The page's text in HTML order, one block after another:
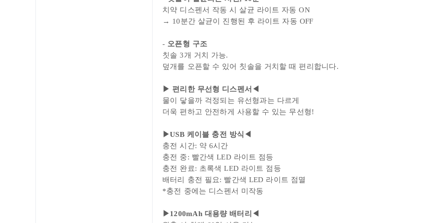
치약 디스펜서 작동 시 살균 라이트 자동 ON
→ 10분간 살균이 진행된 후 라이트 자동 OFF
- 오픈형 구조
칫솔 3개 거치 가능.
덮개를 오픈할 수 있어 칫솔을 거치할 때 편리합니다.
▶ 편리한 무선형 디스펜서 ◀
물이 닿을까 걱정되는 유선형과는 다르게
더욱 편하고 안전하게 사용할 수 있는 무선형!
▶USB 케이블 충전 방식 ◀
충전 시간: 약 6시간
충전 중: 빨간색 LED 라이트 점등
충전 완료: 초록색LED 라이트 점등
배터리 충전 필요: 빨간색 LED 라이트 점멸
*충전 중에는 디스펜서 미작동
▶1200mAh 대용량 배터리 ◀